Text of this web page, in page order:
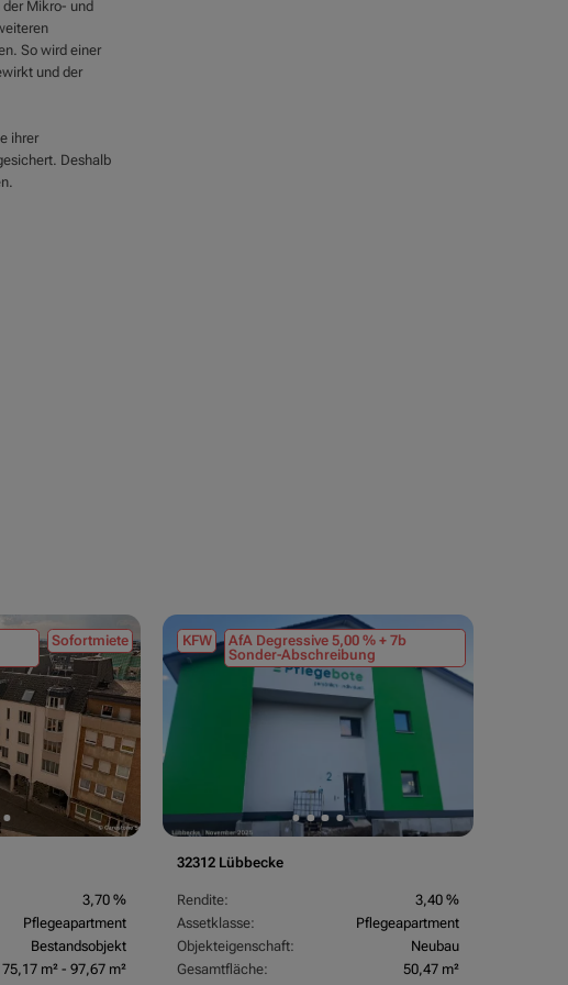
Mikro- und
So wird einer
und der
ihrer
Deshalb
Sofortmiete
3,70 %
Pflegeapartment
Bestandsobjekt
75,17 m² - 97,67 m²
KFW
AfA Degressive 5,00 % + 7b
Sonder-Abschreibung
32312 Lübbecke
Rendite:
3,40 %
Assetklasse:
Pflegeapartment
Objekteigenschaft:
Neubau
Gesamtfläche:
50,47 m²